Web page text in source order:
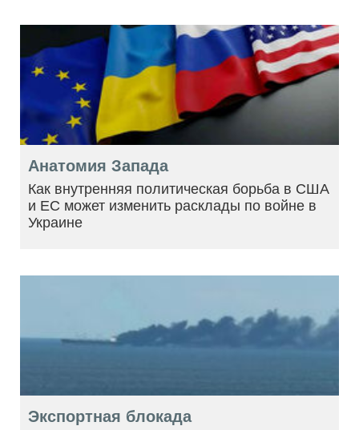
Анатомия Запада
Как внутренняя политическая борьба в США
и ЕС может изменить расклады по войне в
Украине
Экспортная блокада